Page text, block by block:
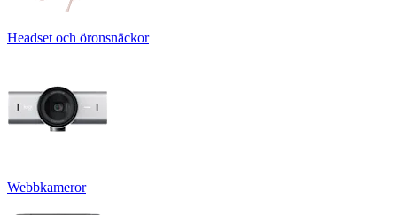
Headset och öronsnäckor
Webbkameror